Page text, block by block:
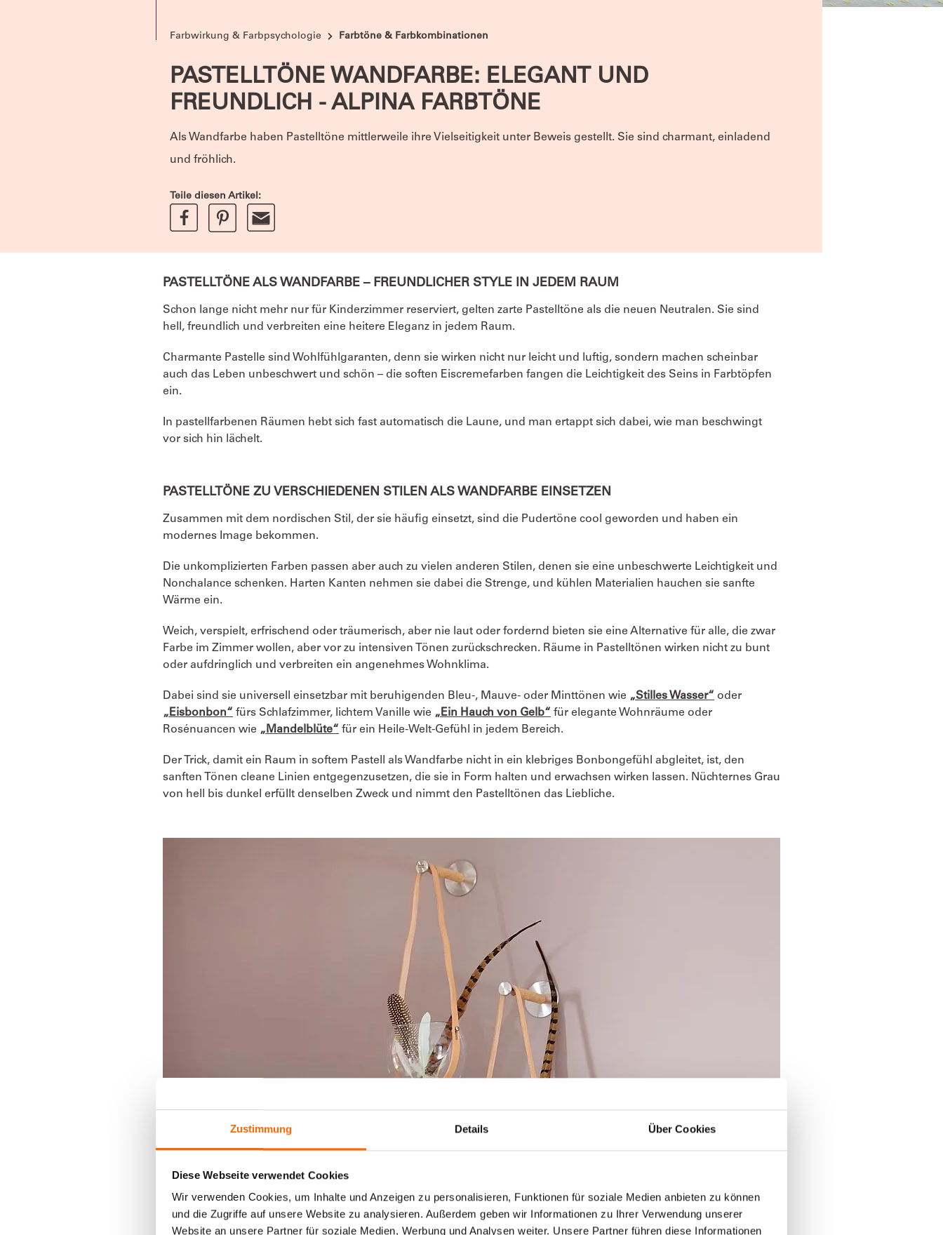
Zustimmung Details Über Cookies
Diese Webseite verwendet Cookies
Wir verwenden Cookies, um Inhalte und Anzeigen zu personalisieren, Funktionen für soziale Medien anbieten zu können
und die Zugriffe auf unsere Website zu analysieren. Außerdem geben wir Informationen zu Ihrer Verwendung unserer
Website an unsere Partner für soziale Medien, Werbung und Analysen weiter. Unsere Partner führen diese Informationen
Farbwirkung & Farbpsychologie Farbtöne & Farbkombinationen
PASTELLTÖNE WANDFARBE: ELEGANT UND
FREUNDLICH - ALPINA FARBTÖNE
Als Wandfarbe haben Pastelltöne mittlerweile ihre Vielseitigkeit unter Beweis gestellt. Sie sind charmant, einladend
und fröhlich.
Teile diesen Artikel:
PASTELLTÖNE ALS WANDFARBE – FREUNDLICHER STYLE IN JEDEM RAUM
Schon lange nicht mehr nur für Kinderzimmer reserviert, gelten zarte Pastelltöne als die neuen Neutralen. Sie sind
hell, freundlich und verbreiten eine heitere Eleganz in jedem Raum.
Charmante Pastelle sind Wohlfühlgaranten, denn sie wirken nicht nur leicht und luftig, sondern machen scheinbar
auch das Leben unbeschwert und schön – die soften Eiscremefarben fangen die Leichtigkeit des Seins in Farbtöpfen
ein.
In pastellfarbenen Räumen hebt sich fast automatisch die Laune, und man ertappt sich dabei, wie man beschwingt
vor sich hin lächelt.
PASTELLTÖNE ZU VERSCHIEDENEN STILEN ALS WANDFARBE EINSETZEN
Zusammen mit dem nordischen Stil, der sie häufig einsetzt, sind die Pudertöne cool geworden und haben ein
modernes Image bekommen.
Die unkomplizierten Farben passen aber auch zu vielen anderen Stilen, denen sie eine unbeschwerte Leichtigkeit und
Nonchalance schenken. Harten Kanten nehmen sie dabei die Strenge, und kühlen Materialien hauchen sie sanfte
Wärme ein.
Weich, verspielt, erfrischend oder träumerisch, aber nie laut oder fordernd bieten sie eine Alternative für alle, die zwar
Farbe im Zimmer wollen, aber vor zu intensiven Tönen zurückschrecken. Räume in Pastelltönen wirken nicht zu bunt
oder aufdringlich und verbreiten ein angenehmes Wohnklima.
Dabei sind sie universell einsetzbar mit beruhigenden Bleu-, Mauve- oder Minttönen wie „Stilles Wasser“ oder
„Eisbonbon“ fürs Schlafzimmer, lichtem Vanille wie „Ein Hauch von Gelb“ für elegante Wohnräume oder
Rosénuancen wie „Mandelblüte“ für ein Heile-Welt-Gefühl in jedem Bereich.
Der Trick, damit ein Raum in softem Pastell als Wandfarbe nicht in ein klebriges Bonbongefühl abgleitet, ist, den
sanften Tönen cleane Linien entgegenzusetzen, die sie in Form halten und erwachsen wirken lassen. Nüchternes Grau
von hell bis dunkel erfüllt denselben Zweck und nimmt den Pastelltönen das Liebliche.